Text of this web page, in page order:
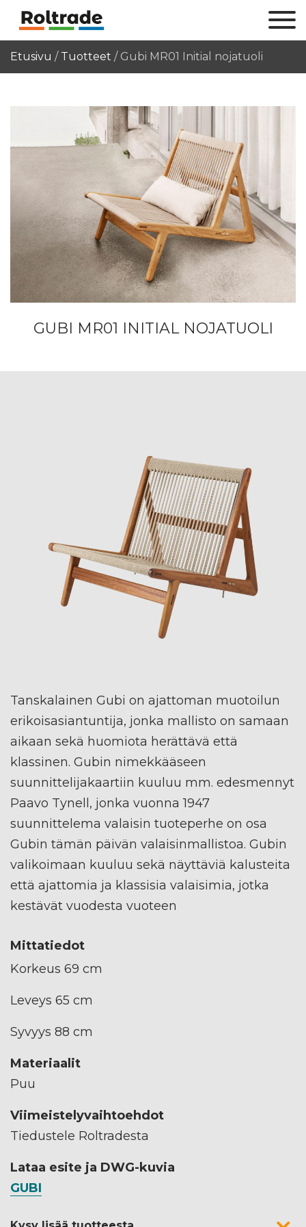
Etusivu / Tuotteet / Gubi MR01 Initial nojatuoli
GUBI MR01 INITIAL NOJATUOLI
Tanskalainen Gubi on ajattoman muotoilun
erikoisasiantuntija, jonka mallisto on samaan
aikaan sekä huomiota herättävä että
klassinen. Gubin nimekkääseen
suunnittelijakaartiin kuuluu mm. edesmennyt
Paavo Tynell, jonka vuonna 1947
suunnittelema valaisin tuoteperhe on osa
Gubin tämän päivän valaisinmallistoa. Gubin
valikoimaan kuuluu sekä näyttäviä kalusteita
että ajattomia ja klassisia valaisimia, jotka
kestävät vuodesta vuoteen
Mittatiedot
Korkeus 69 cm
Leveys 65 cm
Syvyys 88 cm
Materiaalit
Puu
Viimeistelyvaihtoehdot
Tiedustele Roltradesta
Lataa esite ja DWG-kuvia
GUBI